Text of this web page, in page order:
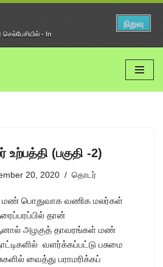
- In
நிறுவு
உற்பத்தி (பகுதி -2)
20, 2020 தொடர்
மண் பொதுவாக வணிக மலர்கள்
தான்
ஆனால் அழகுத் தாவரங்கள் மண்
வளர்க்கப்பட்டு பசுமை
வைத்து பராமரிக்கப்